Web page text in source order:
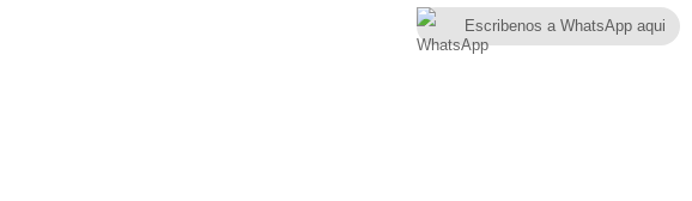
Escribenos a WhatsApp aqui